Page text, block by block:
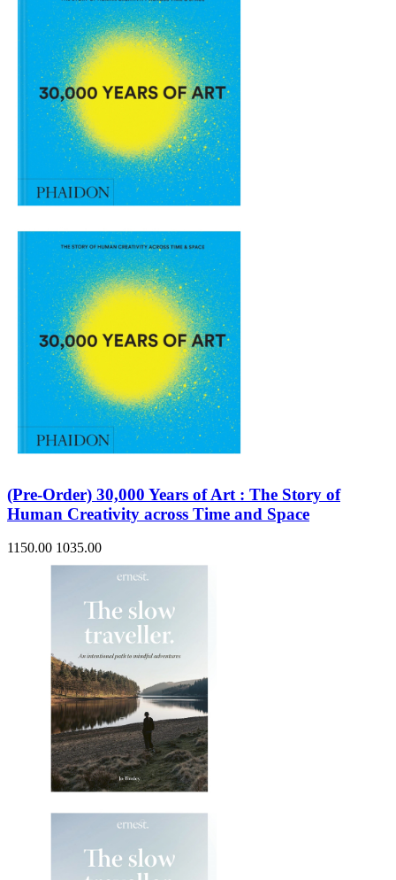
(Pre-Order) 30,000 Years of Art : The Story of
Human Creativity across Time and Space
1150.00 1035.00